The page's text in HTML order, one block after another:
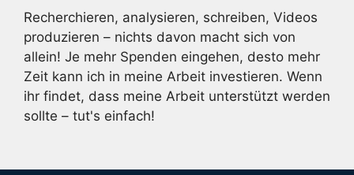
Recherchieren, analysieren, schreiben, Videos
produzieren – nichts davon macht sich von
allein! Je mehr Spenden eingehen, desto mehr
Zeit kann ich in meine Arbeit investieren. Wenn
ihr findet, dass meine Arbeit unterstützt werden
sollte – tut's einfach!